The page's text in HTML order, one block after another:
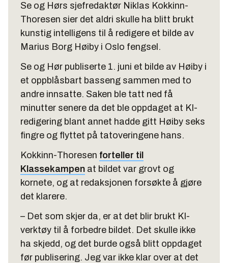
Se og Hørs sjefredaktør Niklas Kokkinn-
Thoresen sier det aldri skulle ha blitt brukt
kunstig intelligens til å redigere et bilde av
Marius Borg Høiby i Oslo fengsel.
Se og Hør publiserte 1. juni et bilde av Høiby i
et oppblåsbart basseng sammen med to
andre innsatte. Saken ble tatt ned få
minutter senere da det ble oppdaget at KI-
redigering blant annet hadde gitt Høiby seks
fingre og flyttet på tatoveringene hans.
Kokkinn-Thoresen forteller til
Klassekampen at bildet var grovt og
kornete, og at redaksjonen forsøkte å gjøre
det klarere.
– Det som skjer da, er at det blir brukt KI-
verktøy til å forbedre bildet. Det skulle ikke
ha skjedd, og det burde også blitt oppdaget
før publisering. Jeg var ikke klar over at det